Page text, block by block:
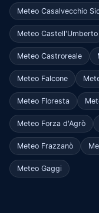
Meteo Casalvecchio
Meteo Castell'Umberto
Meteo Castroreale
Meteo Falcone
Meteo Floresta
Meteo Forza d'Agrò
Meteo Frazzanò
Meteo Gaggi